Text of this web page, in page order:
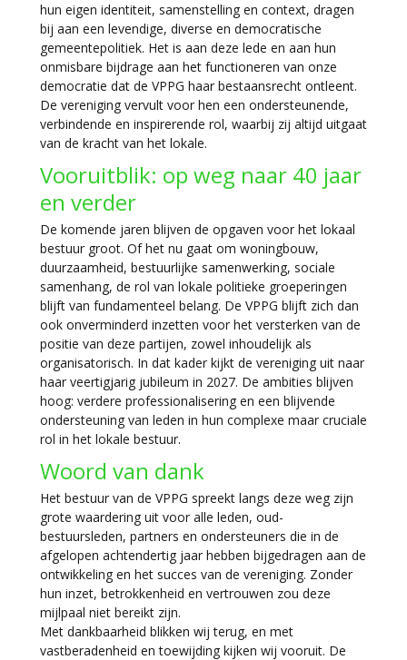
hun eigen identiteit, samenstelling en context, dragen
bij aan een levendige, diverse en democratische
gemeentepolitiek. Het is aan deze lede en aan hun
onmisbare bijdrage aan het functioneren van onze
democratie dat de VPPG haar bestaansrecht ontleent.
De vereniging vervult voor hen een ondersteunende,
verbindende en inspirerende rol, waarbij zij altijd uitgaat
van de kracht van het lokale.
Vooruitblik: op weg naar 40 jaar
en verder
De komende jaren blijven de opgaven voor het lokaal
bestuur groot. Of het nu gaat om woningbouw,
duurzaamheid, bestuurlijke samenwerking, sociale
samenhang, de rol van lokale politieke groeperingen
blijft van fundamenteel belang. De VPPG blijft zich dan
ook onverminderd inzetten voor het versterken van de
positie van deze partijen, zowel inhoudelijk als
organisatorisch. In dat kader kijkt de vereniging uit naar
haar veertigjarig jubileum in 2027. De ambities blijven
hoog: verdere professionalisering en een blijvende
ondersteuning van leden in hun complexe maar cruciale
rol in het lokale bestuur.
Woord van dank
Het bestuur van de VPPG spreekt langs deze weg zijn
grote waardering uit voor alle leden, oud-
bestuursleden, partners en ondersteuners die in de
afgelopen achtendertig jaar hebben bijgedragen aan de
ontwikkeling en het succes van de vereniging. Zonder
hun inzet, betrokkenheid en vertrouwen zou deze
mijlpaal niet bereikt zijn.
Met dankbaarheid blikken wij terug, en met
vastberadenheid en toewijding kijken wij vooruit. De